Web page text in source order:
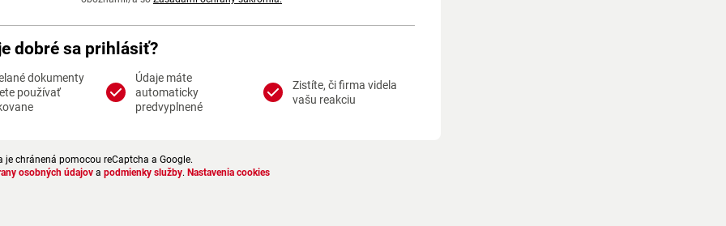
dobré sa prihlásiť?
dokumenty
používať
Údaje máte
automaticky
predvyplnené
Zistíte, či firma videla
vašu reakciu
je chránená pomocou reCaptcha a Google.
osobných údajov a podmienky služby. Nastavenia cookies